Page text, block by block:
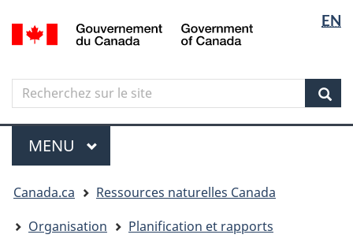
Aller
au
principal
Skip
to
government"
Passer
à
version
simplifiée
langue
EN
Canada
Search
Recherchez
sur
le
site
Menu
MENU PRINCIPAL
êtes
ici
Canada.ca
Ressources naturelles Canada
Organisation
Planification et rapports